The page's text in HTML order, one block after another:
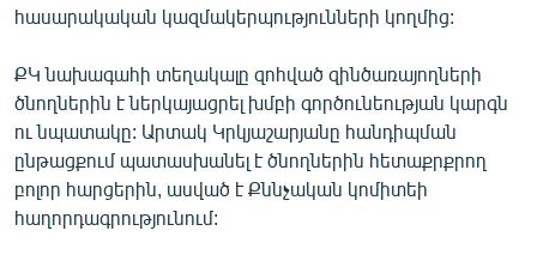
Հայերեն
English
Русский
ՀԵՏԵՎԵՔ ՄԵԶ
հասարակական կազմակերպությունների կողմից:
ՔԿ նախագահի տեղակալը զոհված զինծառայողների
ծնողներին է ներկայացրել խմբի գործունեության կարգն
ու նպատակը: Արտակ Կրկյաշարյանը հանդիպման
ընթացքում պատասխանել է ծնողներին հետաքրքրող
բոլոր հարցերին, ասված է Քննչական կոմիտեի
հաղորդագրությունում: